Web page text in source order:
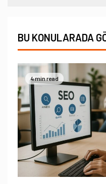
BU KONULARADA
4 min read